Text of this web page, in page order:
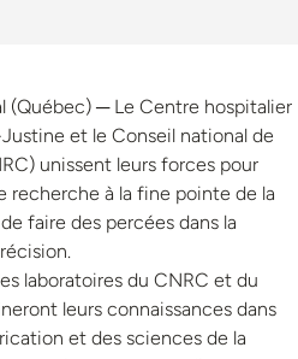
(Québec) ─ Le Centre hospitalier
et le Conseil national de
unissent leurs forces pour
recherche à la fine pointe de la
faire des percées dans la
laboratoires du CNRC et du
leurs connaissances dans
et des sciences de la